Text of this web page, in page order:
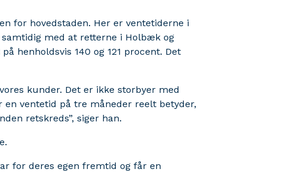
for hovedstaden. Her er ventetiderne i
med at retterne i Holbæk og
henholdsvis 140 og 121 procent. Det
kunder. Det er ikke storbyer med
ventetid på tre måneder reelt betyder,
retskreds”, siger han.
for deres egen fremtid og får en